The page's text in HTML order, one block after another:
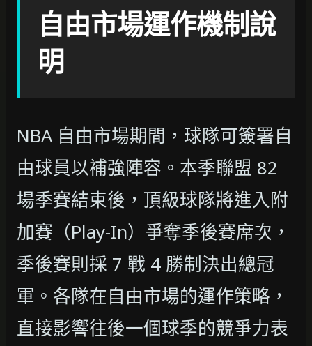
自由市場運作機制說
明
NBA 自由市場期間，球隊可簽署自
由球員以補強陣容。本季聯盟 82
場季賽結束後，頂級球隊將進入附
加賽（Play-In）爭奪季後賽席次，
季後賽則採 7 戰 4 勝制決出總冠
軍。各隊在自由市場的運作策略，
直接影響往後一個球季的競爭力表